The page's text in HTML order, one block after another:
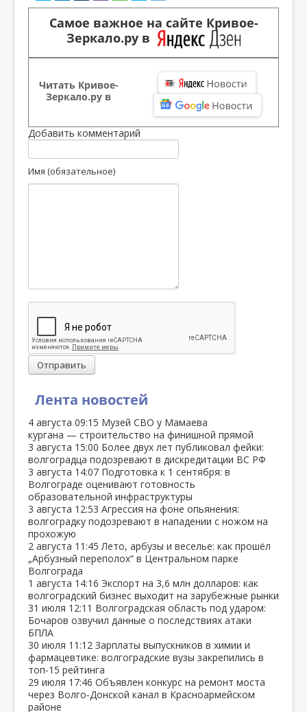
Лента новостей
4 августа 09:15 Музей СВО у Мамаева
кургана — строительство на финишной прямой
3 августа 15:00 Более двух лет публиковал фейки:
волгоградца подозревают в дискредитации ВС РФ
3 августа 14:07 Подготовка к 1 сентября: в
Волгограде оценивают готовность
образовательной инфраструктуры
3 августа 12:53 Агрессия на фоне опьянения:
волгоградку подозревают в нападении с ножом на
прохожую
2 августа 11:45 Лето, арбузы и веселье: как прошёл
„Арбузный переполох“ в Центральном парке
Волгограда
1 августа 14:16 Экспорт на 3,6 млн долларов: как
волгоградский бизнес выходит на зарубежные рынки
31 июля 12:11 Волгоградская область под ударом:
Бочаров озвучил данные о последствиях атаки
БПЛА
30 июля 11:12 Зарплаты выпускников в химии и
фармацевтике: волгоградские вузы закрепились в
топ‑15 рейтинга
29 июля 17:46 Объявлен конкурс на ремонт моста
через Волго‑Донской канал в Красноармейском
районе
Самое важное на сайте Кривое-
Зеркало.ру в
Читать Кривое-
Зеркало.ру в
Добавить комментарий
Имя (обязательное)
Отправить